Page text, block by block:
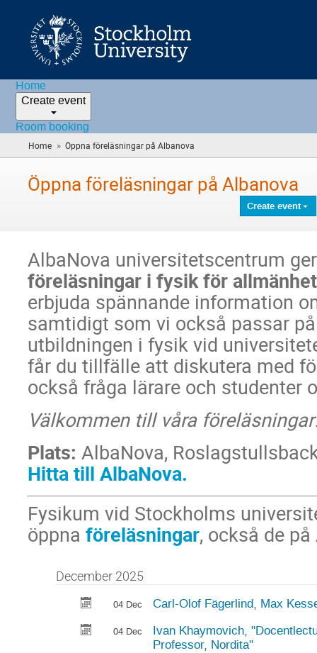
Home
Create event
Room booking
Home » Öppna föreläsningar på Albanova
are
Öppna föreläsningar på Albanova
Create event
AlbaNova universitetscentrum
föreläsningar i fysik för
erbjuda spännande information
samtidigt som vi också passar
utbildningen i fysik vid
får du tillfälle att diskutera med
också fråga lärare och studenter
Välkommen till våra
Plats: AlbaNova,
Hitta till AlbaNova.
Fysikum vid Stockholms
öppna föreläsningar, också de
December 2025
04 Dec Carl-Olof Fägerlind, Max
04 Dec
Ivan Khaymovich,
Professor, Nordita"